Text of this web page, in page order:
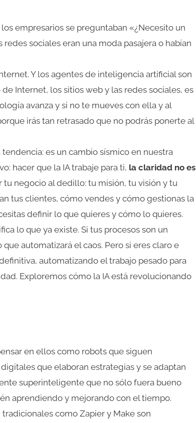
empresarios se preguntaban «¿Necesito un
sociales eran una moda pasajera o habían
Y los agentes de inteligencia artificial son
Internet, los sitios web y las redes sociales, es
avanza y si no te mueves con ella y al
irás tan retrasado que no podrás ponerte al
tendencia: es un cambio sísmico en nuestra
hacer que la IA trabaje para ti, la claridad no es
tu negocio al dedillo: tu misión, tu visión y tu
tus clientes, cómo vendes y cómo gestionas la
definir lo que quieres y cómo lo quieres.
lo que ya existe. Si tus procesos son un
automatizará el caos. Pero si eres claro e
automatizando el trabajo pesado para
Exploremos cómo la IA está revolucionando
en ellos como robots que siguen
que elaboran estrategias y se adaptan
superinteligente que no sólo fuera bueno
aprendiendo y mejorando con el tiempo.
como Zapier y Make son